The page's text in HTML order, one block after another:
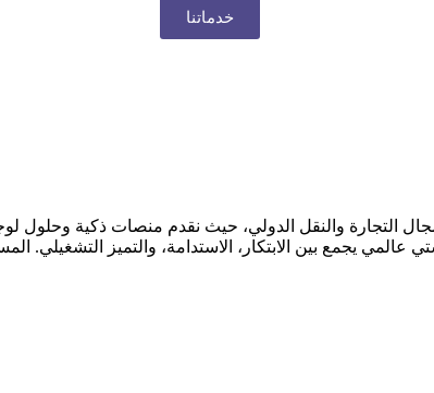
خدماتنا
التجارة والنقل الدولي، حيث نقدم منصات ذكية وحلول
يجمع بين الابتكار، الاستدامة، والتميز التشغيلي.